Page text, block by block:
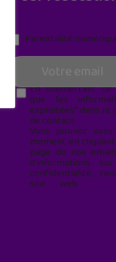
Parentalité
En soumettant ce
que les
exploitées* dans le
de contact.
Vous pouvez
moment en
page de nos
d'informations
confidentialité,
site web